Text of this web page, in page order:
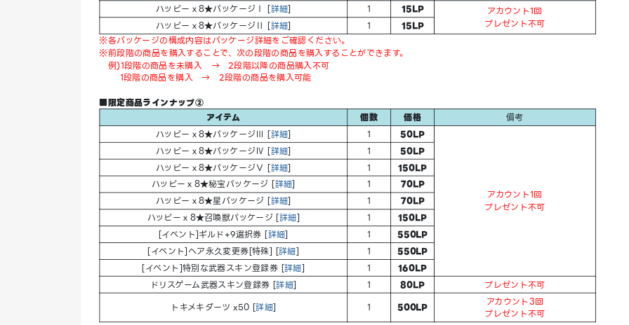
ハッピーｘ8★パッケージⅠ [詳細] 1 15LP アカウント1回
プレゼント不可
ハッピーｘ8★パッケージⅡ [詳細] 1
15LP
※各パッケージの構成内容はパッケージ詳細をご確認ください。
※前段階の商品を購入することで、次の段階の商品を購入することができます。
例)1段階の商品を未購入 → 2段階以降の商品購入不可
1段階の商品を購入 → 2段階の商品を購入可能
■限定商品ラインナップ②
アイテム
個数 価格
備考
ハッピーｘ8★パッケージⅢ [詳細] 1 50LP
アカウント1回
プレゼント不可
ハッピーｘ8★パッケージⅣ [詳細] 1
50LP
ハッピーｘ8★パッケージⅤ [詳細] 1
150LP
ハッピーｘ8★秘宝パッケージ [詳細] 1
70LP
ハッピーｘ8★星パッケージ [詳細] 1
70LP
ハッピーｘ8★召喚獣パッケージ [詳細] 1
150LP
[イベント]ギルド+9選択券 [詳細] 1
550LP
[イベント]ヘア永久変更券[特殊] [詳細] 1
550LP
[イベント]特別な武器スキン登録券 [詳細] 1
160LP
ドリスゲーム武器スキン登録券 [詳細] 1 80LP
プレゼント不可
トキメキダーツ x50 [詳細] 1 500LP
アカウント3回
プレゼント不可